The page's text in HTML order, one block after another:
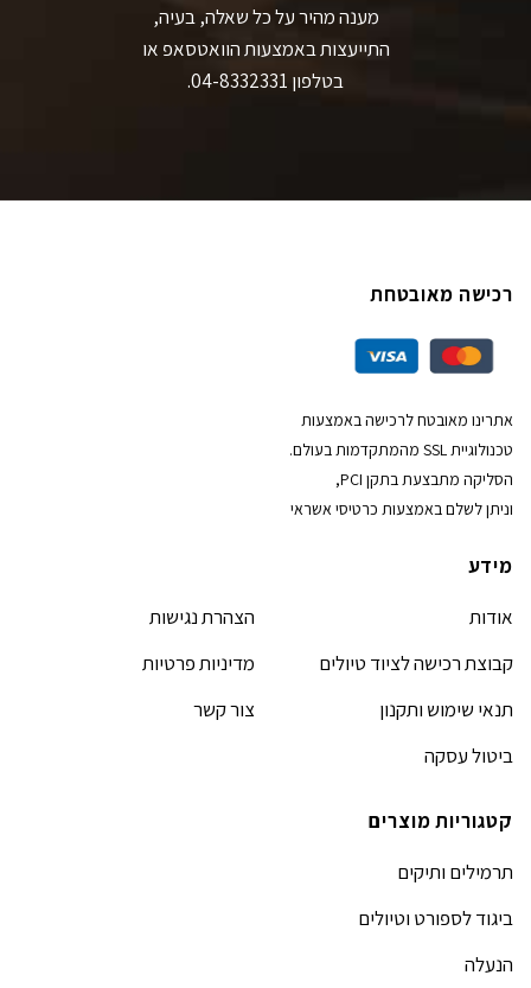
מענה מהיר על כל שאלה, בעיה,
התייעצות באמצעות הוואטסאפ או
בטלפון 04-8332331.
רכישה מאובטחת
אתרינו מאובטח לרכישה באמצעות
טכנולוגיית SSL מהמתקדמות בעולם.
הסליקה מתבצעת בתקן PCI,
וניתן לשלם באמצעות כרטיסי אשראי
מידע
אודות
קבוצת רכישה לציוד טיולים
תנאי שימוש ותקנון
ביטול עסקה
הצהרת נגישות
מדיניות פרטיות
צור קשר
קטגוריות מוצרים
תרמילים ותיקים
ביגוד לספורט וטיולים
הנעלה